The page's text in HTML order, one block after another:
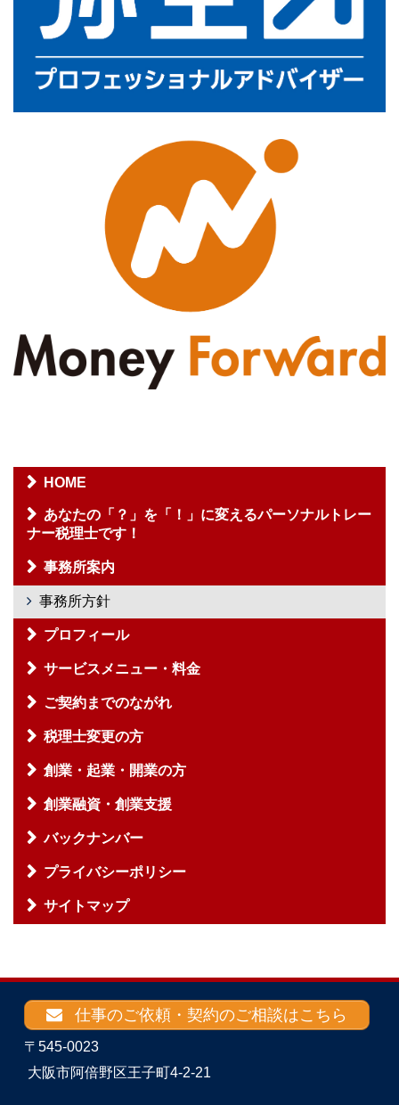
HOME
あなたの「？」を「！」に変えるパーソナルトレー
ナー税理士です！
事務所案内
事務所方針
プロフィール
サービスメニュー・料金
ご契約までのながれ
税理士変更の方
創業・起業・開業の方
創業融資・創業支援
バックナンバー
プライバシーポリシー
サイトマップ
仕事のご依頼・契約のご相談はこちら
〒545-0023
大阪市阿倍野区王子町4-2-21